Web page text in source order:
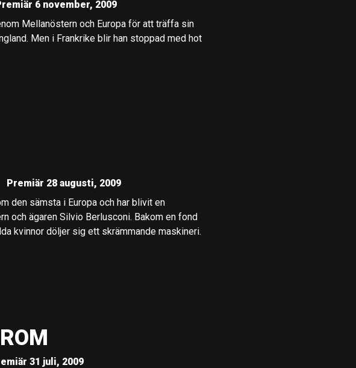
6 november, 2009
Mellanöstern och Europa för att träffa sin
Men i Frankrike blir han stoppad med hot
Premiär 28 augusti, 2009
den sämsta i Europa och har blivit en
och ägaren Silvio Berlusconi. Bakom en fond
kvinnor döljer sig ett skrämmande maskineri.
31 juli, 2009